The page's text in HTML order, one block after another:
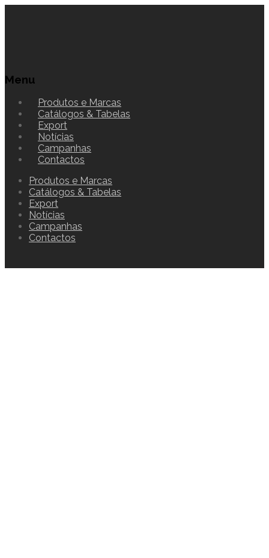
Menu
Produtos e Marcas
Catálogos & Tabelas
Export
Notícias
Campanhas
Contactos
Produtos e Marcas
Catálogos & Tabelas
Export
Notícias
Campanhas
Contactos